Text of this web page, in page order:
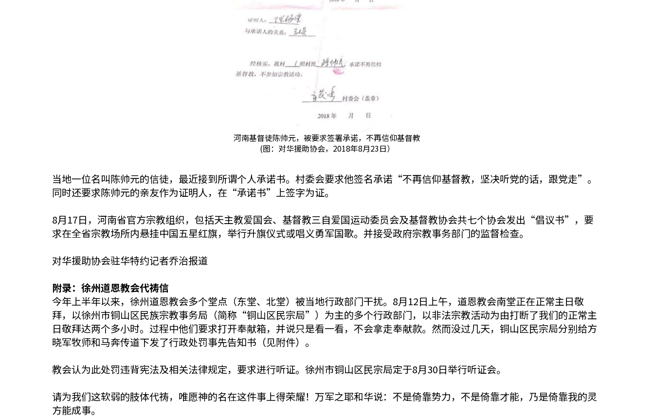
河南基督徒陈帅元，被要求签署承诺，不再信仰基督教
(图：对华援助协会，2018年8月23日）
当地一位名叫陈帅元的信徒，最近接到所谓个人承诺书。村委会要求他签名承诺“不再信仰基督教，坚决听党的话，跟党走”。
同时还要求陈帅元的亲友作为证明人，在“承诺书”上签字为证。
8月17日，河南省官方宗教组织，包括天主教爱国会、基督教三自爱国运动委员会及基督教协会共七个协会发出“倡议书”，要
求在全省宗教场所内悬挂中国五星红旗，举行升旗仪式或唱义勇军国歌。并接受政府宗教事务部门的监督检查。
对华援助协会驻华特约记者乔治报道
附录：徐州道恩教会代祷信
今年上半年以来，徐州道恩教会多个堂点（东堂、北堂）被当地行政部门干扰。8月12日上午，道恩教会南堂正在正常主日敬
拜，以徐州市铜山区民族宗教事务局（简称“铜山区民宗局”）为主的多个行政部门，以非法宗教活动为由打断了我们的正常主
日敬拜达两个多小时。过程中他们要求打开奉献箱，并说只是看一看，不会拿走奉献款。然而没过几天，铜山区民宗局分别给方
晓军牧师和马奔传道下发了行政处罚事先告知书（见附件）。
教会认为此处罚违背宪法及相关法律规定，要求进行听证。徐州市铜山区民宗局定于8月30日举行听证会。
请为我们这软弱的肢体代祷，唯愿神的名在这件事上得荣耀！万军之耶和华说：不是倚靠势力，不是倚靠才能，乃是倚靠我的灵
方能成事。